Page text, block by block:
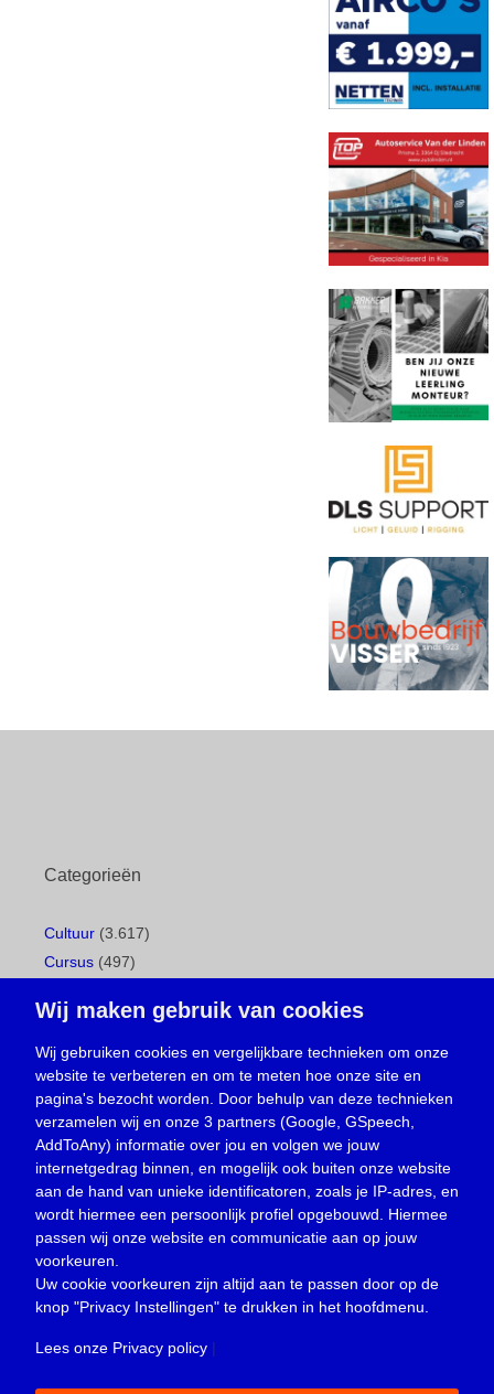
Categorieën
Cultuur (3.617)
Cursus (497)
Gemeentepagina(104)
Ingezonden brief(538)
Media(156)
Nieuws (23.330)
Oproep(734)
Overlijden(39)
Podcast(18)
prijsvraag (5)
Religie (1.438)
Service(226)
Wij maken gebruik van cookies
Wij gebruiken cookies en vergelijkbare technieken om onze
website te verbeteren en om te meten hoe onze site en
pagina's bezocht worden. Door behulp van deze technieken
verzamelen wij en onze 3 partners (Google, GSpeech,
AddToAny) informatie over jou en volgen we jouw
internetgedrag binnen, en mogelijk ook buiten onze website
aan de hand van unieke identificatoren, zoals je IP-adres, en
wordt hiermee een persoonlijk profiel opgebouwd. Hiermee
passen wij onze website en communicatie aan op jouw
voorkeuren.
Uw cookie voorkeuren zijn altijd aan te passen door op de
knop "Privacy Instellingen" te drukken in het hoofdmenu.
Lees onze Privacy policy |